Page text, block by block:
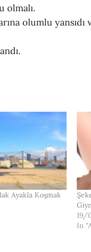
olmalı.
olumlu yansıdı
Ayakla Koşmak
19/
In